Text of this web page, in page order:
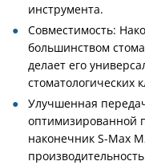
инструмента.
Совместимость:
большинством
делает его
стоматологических
Улучшенная
оптимизированной
наконечник S-Max